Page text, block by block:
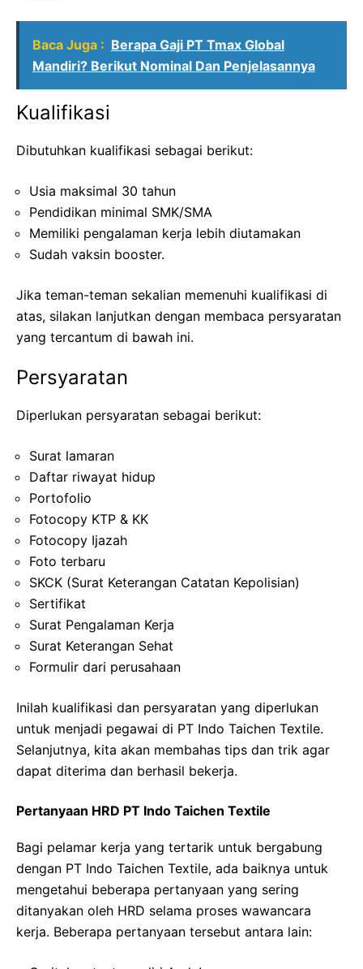
Baca Juga : Berapa Gaji PT Tmax Global
Mandiri? Berikut Nominal Dan Penjelasannya
Kualifikasi
Dibutuhkan kualifikasi sebagai berikut:
Usia maksimal 30 tahun
Pendidikan minimal SMK/SMA
Memiliki pengalaman kerja lebih diutamakan
Sudah vaksin booster.
Jika teman-teman sekalian memenuhi kualifikasi di
atas, silakan lanjutkan dengan membaca persyaratan
yang tercantum di bawah ini.
Persyaratan
Diperlukan persyaratan sebagai berikut:
Surat lamaran
Daftar riwayat hidup
Portofolio
Fotocopy KTP & KK
Fotocopy Ijazah
Foto terbaru
SKCK (Surat Keterangan Catatan Kepolisian)
Sertifikat
Surat Pengalaman Kerja
Surat Keterangan Sehat
Formulir dari perusahaan
Inilah kualifikasi dan persyaratan yang diperlukan
untuk menjadi pegawai di PT Indo Taichen Textile.
Selanjutnya, kita akan membahas tips dan trik agar
dapat diterima dan berhasil bekerja.
Pertanyaan HRD PT Indo Taichen Textile
Bagi pelamar kerja yang tertarik untuk bergabung
dengan PT Indo Taichen Textile, ada baiknya untuk
mengetahui beberapa pertanyaan yang sering
ditanyakan oleh HRD selama proses wawancara
kerja. Beberapa pertanyaan tersebut antara lain: